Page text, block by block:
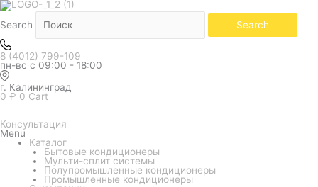
Search Search
8 (4012) 799-109
пн-вс с 09:00 - 18:00
г. Калининград
0 ₽ 0 Cart
Консультация
Menu
Каталог
Бытовые кондиционеры
Мульти-сплит системы
Полупромышленные кондиционеры
Промышленные кондиционеры
Количество
товара
Кондиционер
Loriot
серия
Skyline
LAC-
18AQ
(настенный)